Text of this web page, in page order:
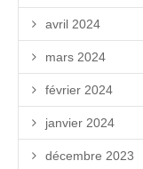
avril 2024
mars 2024
février 2024
janvier 2024
décembre 2023